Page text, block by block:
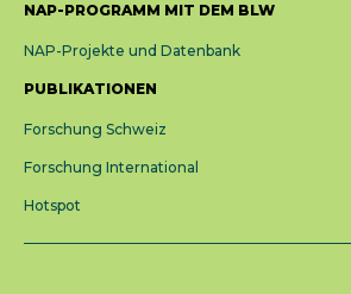
NAP-PROGRAMM MIT DEM BLW
NAP-Projekte und Datenbank
PUBLIKATIONEN
Forschung Schweiz
Forschung International
Hotspot